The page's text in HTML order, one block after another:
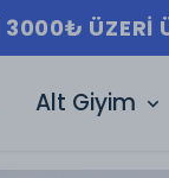
Alt Giyim